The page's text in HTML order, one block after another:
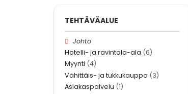
TEHTÄVÄALUE
Johto
Hotelli- ja ravintola-ala (6)
Myynti (4)
Vähittäis- ja tukkukauppa (3)
Asiakaspalvelu (1)